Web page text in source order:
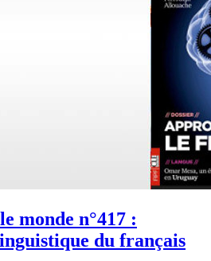
monde n°417 :
du français